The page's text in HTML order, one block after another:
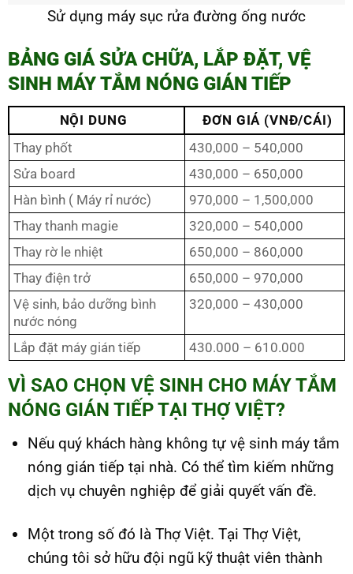
Sử dụng máy sục rửa đường ống nước
BẢNG GIÁ SỬA CHỮA, LẮP ĐẶT, VỆ
SINH MÁY TẮM NÓNG GIÁN TIẾP
NỘI DUNG
ĐƠN GIÁ (VNĐ/CÁI)
Thay phốt
430,000 – 540,000
Sửa board
430,000 – 650,000
Hàn bình ( Máy rỉ nước)
970,000 – 1,500,000
Thay thanh magie
320,000 – 540,000
Thay rờ le nhiệt
650,000 – 860,000
Thay điện trở
650,000 – 970,000
Vệ sinh, bảo dưỡng bình
nước nóng
320,000 – 430,000
Lắp đặt máy gián tiếp 430.000 – 610.000
VÌ SAO CHỌN VỆ SINH CHO MÁY TẮM
NÓNG GIÁN TIẾP TẠI THỢ VIỆT?
Nếu quý khách hàng không tự vệ sinh máy tắm
nóng gián tiếp tại nhà. Có thể tìm kiếm những
dịch vụ chuyên nghiệp để giải quyết vấn đề.
Một trong số đó là Thợ Việt. Tại Thợ Việt,
chúng tôi sở hữu đội ngũ kỹ thuật viên thành